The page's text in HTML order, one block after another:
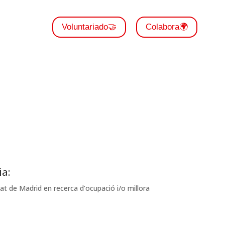
Voluntariado🤝 Colabora🌍
de Madrid en recerca d’ocupació i/o millora